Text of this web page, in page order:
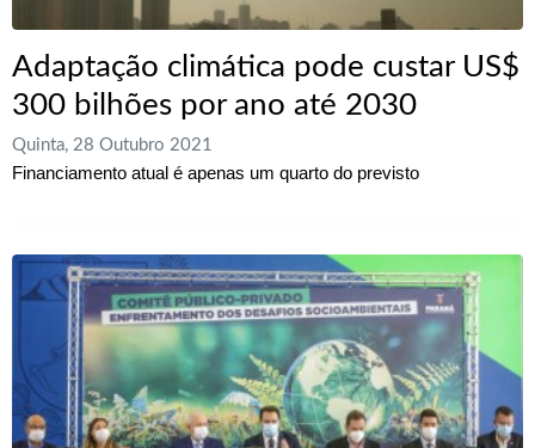
Adaptação climática pode custar US$
300 bilhões por ano até 2030
Quinta, 28 Outubro 2021
Financiamento atual é apenas um quarto do previsto